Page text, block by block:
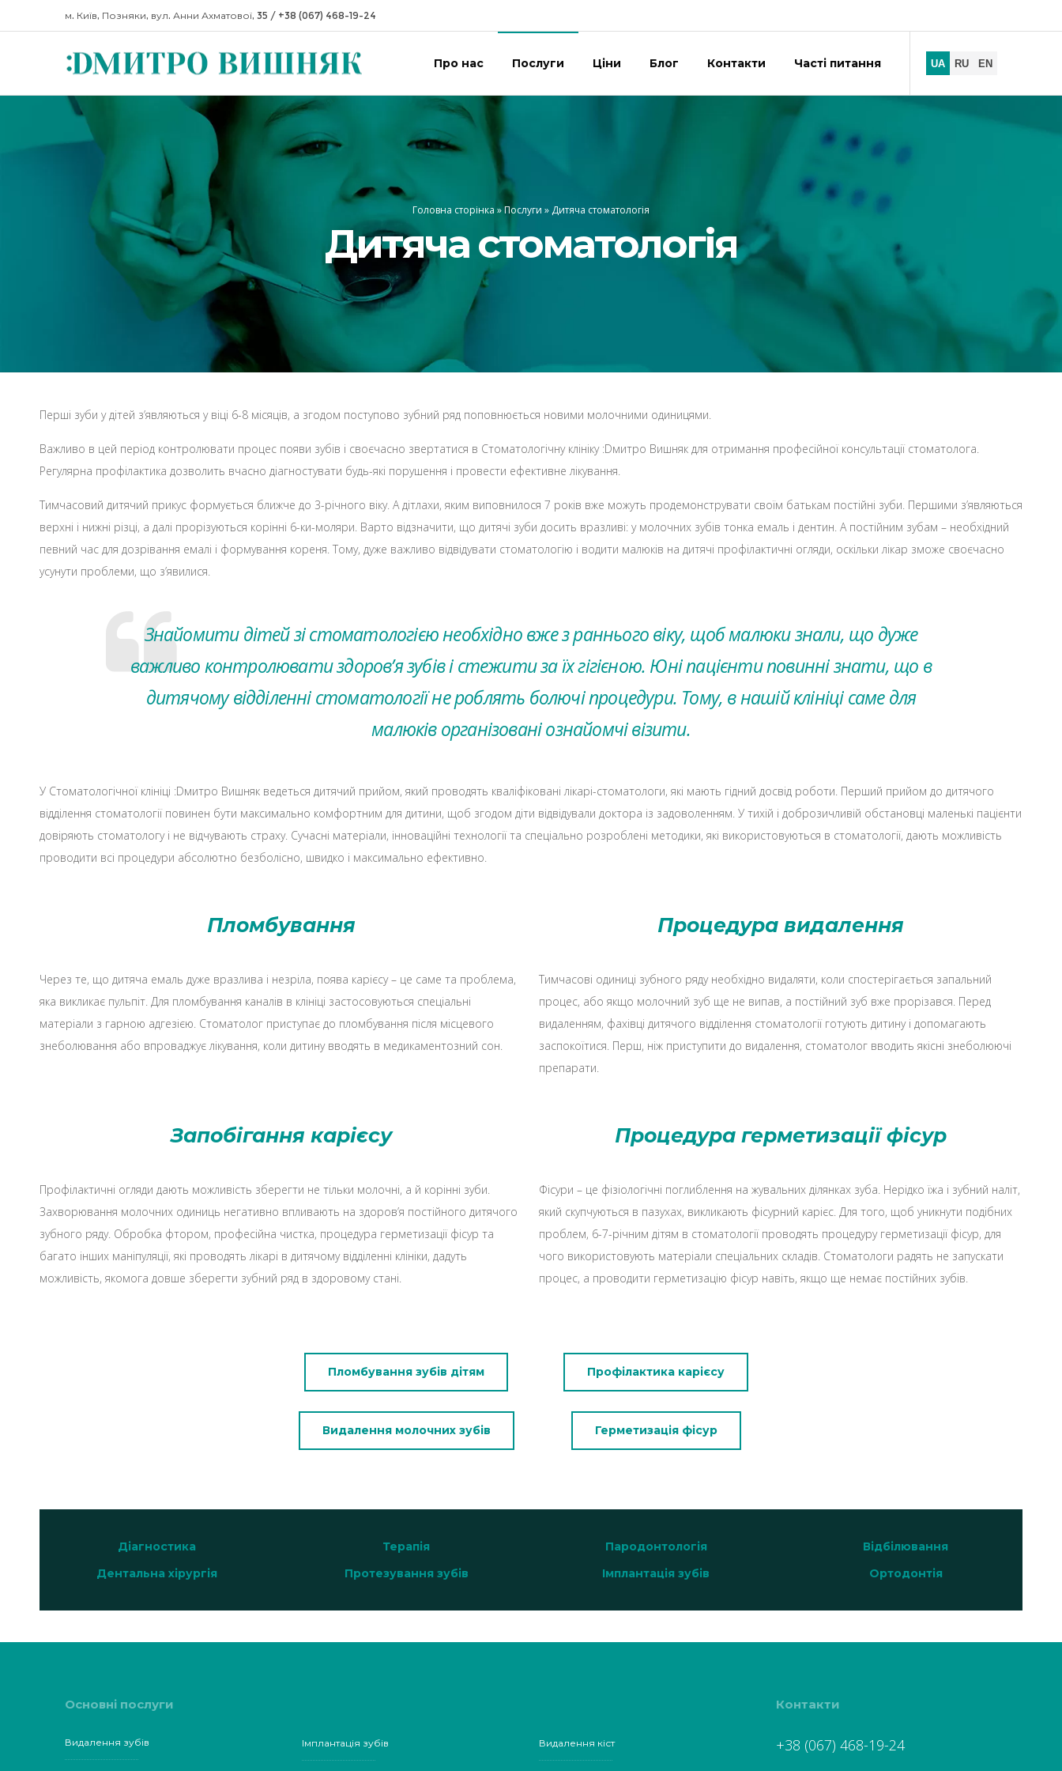
м. Київ, Позняки, вул. Анни Ахматової, 35 / +38 (067) 468-19-24
Про нас Послуги Ціни Блог Контакти Часті питання
Головна сторінка »Послуги » Дитяча стоматологія
Дитяча стоматологія
Перші зуби у дітей з’являються у віці 6-8 місяців, а згодом поступово зубний ряд поповнюється новими молочними одиницями.
Важливо в цей період контролювати процес появи зубів і своєчасно звертатися в Стоматологічну клініку :Dмитро Вишняк для отримання професійної консультації стоматолога.
Регулярна профілактика дозволить вчасно діагностувати будь-які порушення і провести ефективне лікування.
Тимчасовий дитячий прикус формується ближче до 3-річного віку. А дітлахи, яким виповнилося 7 років вже можуть продемонструвати своїм батькам постійні зуби. Першими з’являються
верхні і нижні різці, а далі прорізуються корінні 6-ки-моляри. Варто відзначити, що дитячі зуби досить вразливі: у молочних зубів тонка емаль і дентин. А постійним зубам – необхідний
певний час для дозрівання емалі і формування кореня. Тому, дуже важливо відвідувати стоматологію і водити малюків на дитячі профілактичні огляди, оскільки лікар зможе своєчасно
усунути проблеми, що з’явилися.
Знайомити дітей зі стоматологією необхідно вже з раннього віку, щоб малюки знали, що дуже
важливо контролювати здоров’я зубів і стежити за їх гігієною. Юні пацієнти повинні знати, що в
дитячому відділенні стоматології не роблять болючі процедури. Тому, в нашій клініці саме для
малюків організовані ознайомчі візити.
У Стоматологічної клініці :Dмитро Вишняк ведеться дитячий прийом, який проводять кваліфіковані лікарі-стоматологи, які мають гідний досвід роботи. Перший прийом до дитячого
відділення стоматології повинен бути максимально комфортним для дитини, щоб згодом діти відвідували доктора із задоволенням. У тихій і доброзичливій обстановці маленькі пацієнти
довіряють стоматологу і не відчувають страху. Сучасні матеріали, інноваційні технології та спеціально розроблені методики, які використовуються в стоматології, дають можливість
проводити всі процедури абсолютно безболісно, ​​швидко і максимально ефективно.
Пломбування
Через те, що дитяча емаль дуже вразлива і незріла, поява карієсу – це саме та проблема,
яка викликає пульпіт. Для пломбування каналів в клініці застосовуються спеціальні
матеріали з гарною адгезією. Стоматолог приступає до пломбування після місцевого
знеболювання або впроваджує лікування, коли дитину вводять в медикаментозний сон.
Процедура видалення
Тимчасові одиниці зубного ряду необхідно видаляти, коли спостерігається запальний
процес, або якщо молочний зуб ще не випав, а постійний зуб вже прорізався. Перед
видаленням, фахівці дитячого відділення стоматології готують дитину і допомагають
заспокоїтися. Перш, ніж приступити до видалення, стоматолог вводить якісні знеболюючі
препарати.
Запобігання карієсу
Профілактичні огляди дають можливість зберегти не тільки молочні, а й корінні зуби.
Захворювання молочних одиниць негативно впливають на здоров’я постійного дитячого
зубного ряду. Обробка фтором, професійна чистка, процедура герметизації фісур та
багато інших маніпуляції, які проводять лікарі в дитячому відділенні клініки, дадуть
можливість, якомога довше зберегти зубний ряд в здоровому стані.
Процедура герметизації фісур
Фісури – це фізіологічні поглиблення на жувальних ділянках зуба. Нерідко їжа і зубний наліт,
який скупчуються в пазухах, викликають фісурний карієс. Для того, щоб уникнути подібних
проблем, 6-7-річним дітям в стоматології проводять процедуру герметизації фісур, для
чого використовують матеріали спеціальних складів. Стоматологи радять не запускати
процес, а проводити герметизацію фісур навіть, якщо ще немає постійних зубів.
Пломбування зубів дітям
Видалення молочних зубів
Профілактика карієсу
Герметизація фісур
Діагностика
Дентальна хірургія
Терапія
Протезування зубів
Пародонтологія
Імплантація зубів
Відбілювання
Ортодонтія
Основні послуги
Видалення зубів Імплантація зубів Видалення кіст
Контакти
+38 (067) 468-19-24